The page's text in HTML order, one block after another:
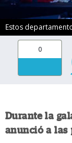
Estos
0
Durante la
anunció a las